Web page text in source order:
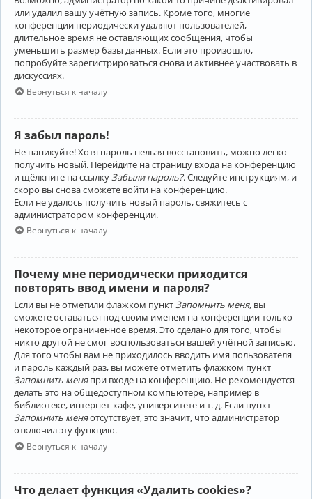
или удалил вашу учётную запись. Кроме того, многие
конференции периодически удаляют пользователей,
длительное время не оставляющих сообщения, чтобы
уменьшить размер базы данных. Если это произошло,
попробуйте зарегистрироваться снова и активнее участвовать в
дискуссиях.
Вернуться к началу
Я забыл пароль!
Не паникуйте! Хотя пароль нельзя восстановить, можно легко
получить новый. Перейдите на страницу входа на конференцию
и щёлкните на ссылку Забыли пароль?. Следуйте инструкциям, и
скоро вы снова сможете войти на конференцию.
Если не удалось получить новый пароль, свяжитесь с
администратором конференции.
Вернуться к началу
Почему мне периодически приходится
повторять ввод имени и пароля?
Если вы не отметили флажком пунктЗапомнить меня, вы
сможете оставаться под своим именем на конференции только
некоторое ограниченное время. Это сделано для того, чтобы
никто другой не смог воспользоваться вашей учётной записью.
Для того чтобы вам не приходилось вводить имя пользователя
и пароль каждый раз, вы можете отметить флажком пункт
Запомнить меняпри входе на конференцию. Не рекомендуется
делать это на общедоступном компьютере, например в
библиотеке, интернет-кафе, университете и т. д. Если пункт
Запомнить меняотсутствует, это значит, что администратор
отключил эту функцию.
Вернуться к началу
Что делает функция «Удалить cookies»?